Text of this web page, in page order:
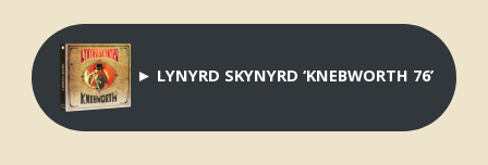
► LYNYRD SKYNYRD ‘KNEBWORTH 76’